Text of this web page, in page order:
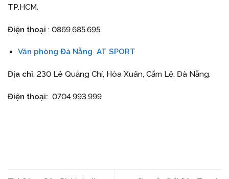
TP.HCM.
Điện thoại : 0869.685.695
Văn phòng Đà Nẵng AT SPORT
Địa chỉ: 230 Lê Quảng Chí, Hòa Xuân, Cẩm Lệ, Đà Nẵng.
Điện thoại: 0704.993.999